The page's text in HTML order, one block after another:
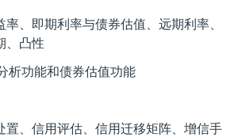
、即期利率与债券估值、远期利率、
、凸性
析功能和债券估值功能
置、信用评估、信用迁移矩阵、增信手